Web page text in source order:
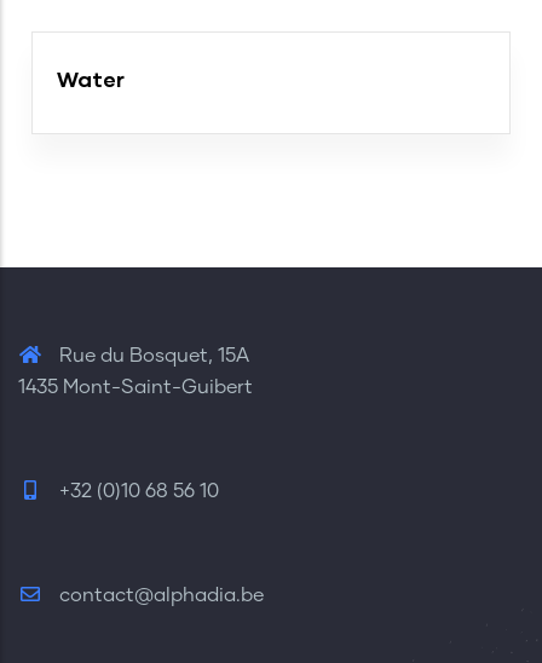
Water
Rue du Bosquet, 15A
1435 Mont-Saint-Guibert
+32 (0)10 68 56 10
contact@alphadia.be